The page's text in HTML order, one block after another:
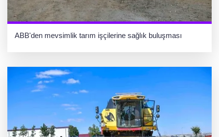
ABB'den mevsimlik tarım işçilerine sağlık buluşması